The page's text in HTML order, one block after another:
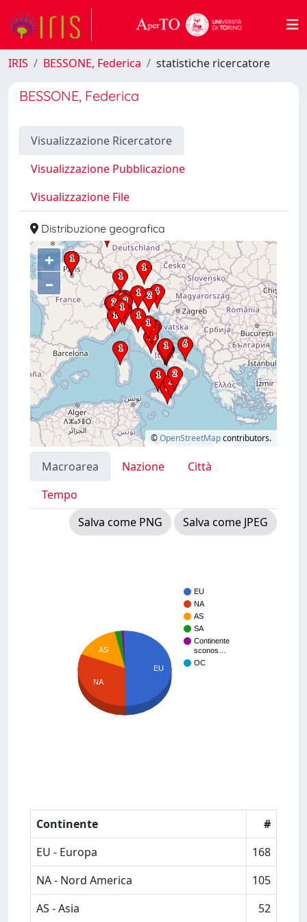
IRIS BESSONE, Federica statistiche ricercatore
BESSONE, Federica
Visualizzazione Ricercatore
Visualizzazione Pubblicazione
Visualizzazione File
Distribuzione geografica
+
–
©OpenStreetMapcontributors.
Macroarea Nazione
Città
Tempo
Salva come PNG
Salva come JPEG
EU
NA
AS
SA
Continente
sconos…
OC
EU
AS
NA
Continente
#
EU - Europa
168
NA - Nord America
105
AS - Asia
52